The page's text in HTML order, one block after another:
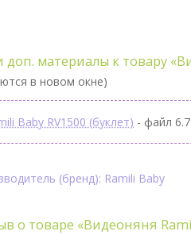
материалы к товару
в новом окне)
Baby RV1500 (буклет) - файл
(бренд): Ramili Baby
о товаре «Видеоняня